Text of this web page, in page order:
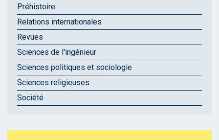
Préhistoire
Relations internationales
Revues
Sciences de l'ingénieur
Sciences politiques et sociologie
Sciences religieuses
Société